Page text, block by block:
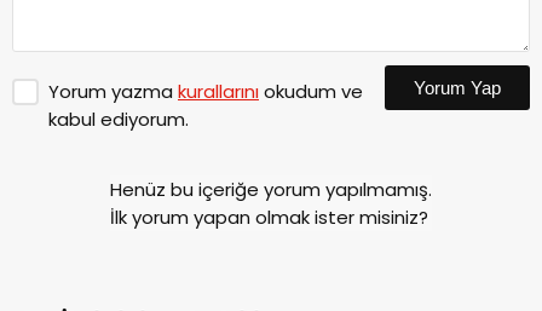
Yorum yazma kurallarınıokudum ve
kabul ediyorum.
Yorum Yap
Henüz bu içeriğe yorum yapılmamış.
İlk yorum yapan olmak ister misiniz?